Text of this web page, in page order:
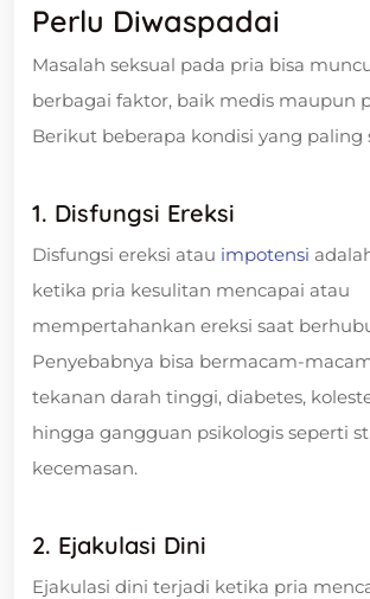
Perlu Diwaspadai
Masalah seksual pada pria bisa
berbagai faktor, baik medis maupun
Berikut beberapa kondisi yang paling
1. Disfungsi Ereksi
Disfungsi ereksi atau impotensi
ketika pria kesulitan mencapai atau
mempertahankan ereksi saat
Penyebabnya bisa bermacam-
tekanan darah tinggi, diabetes,
hingga gangguan psikologis seperti
kecemasan.
2. Ejakulasi Dini
Ejakulasi dini terjadi ketika pria